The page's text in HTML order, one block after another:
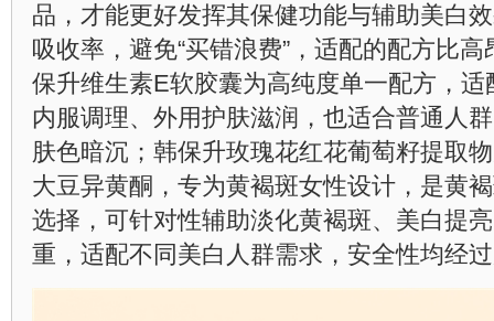
品，才能更好发挥其保健功能与辅助美白
吸收率，避免“买错浪费”，适配的配方比
保升维生素E软胶囊为高纯度单一配方，
内服调理、外用护肤滋润，也适合普通人
肤色暗沉；韩保升玫瑰花红花葡萄籽提取
大豆异黄酮，专为黄褐斑女性设计，是黄
选择，可针对性辅助淡化黄褐斑、美白提
重，适配不同美白人群需求，安全性均经